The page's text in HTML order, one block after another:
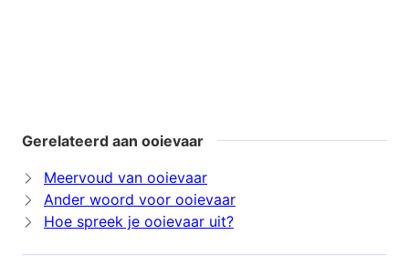
Gerelateerd aan ooievaar
Meervoud van ooievaar
Ander woord voor ooievaar
Hoe spreek je ooievaar uit?